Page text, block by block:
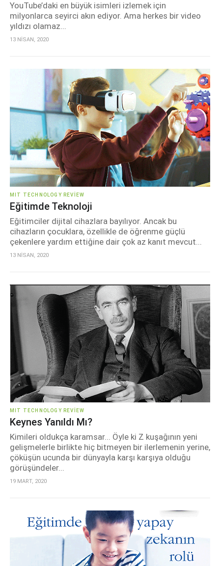
YouTube’daki en büyük isimleri izlemek için
milyonlarca seyirci akın ediyor. Ama herkes bir video
yıldızı olamaz...
13 NİSAN, 2020
MIT TECHNOLOGY REVIEW
Eğitimde Teknoloji
Eğitimciler dijital cihazlara bayılıyor. Ancak bu
cihazların çocuklara, özellikle de öğrenme güçlü
çekenlere yardım ettiğine dair çok az kanıt mevcut...
13 NİSAN, 2020
MIT TECHNOLOGY REVIEW
Keynes Yanıldı Mı?
Kimileri oldukça karamsar... Öyle ki Z kuşağının yeni
gelişmelerle birlikte hiç bitmeyen bir ilerlemenin yerine,
çöküşün ucunda bir dünyayla karşı karşıya olduğu
görüşündeler...
19 MART, 2020